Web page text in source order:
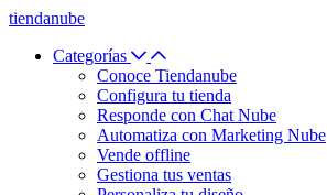
tiendanube
Categorías
Conoce Tiendanube
Configura tu tienda
Responde con Chat Nube
Automatiza con Marketing Nube
Vende offline
Gestiona tus ventas